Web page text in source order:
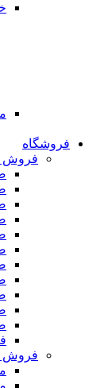
فروشگاه
فروش
فروش